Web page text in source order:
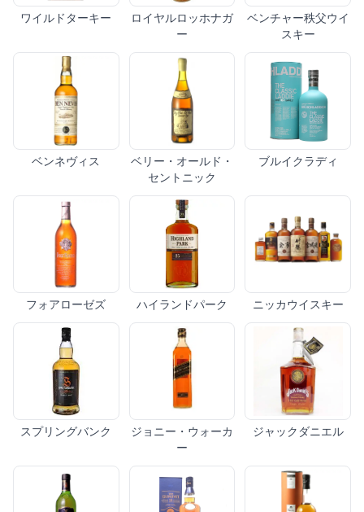
ワイルドターキー
ロイヤルロッホナガ
ー
ベンチャー秩父ウイ
スキー
ベンネヴィス
ベリー・オールド・
セントニック
ブルイクラディ
フォアローゼズ ハイランドパーク ニッカウイスキー
スプリングバンク
ジョニー・ウォーカ
ー
ジャックダニエル